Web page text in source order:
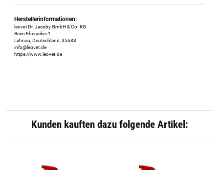
Herstellerinformationen:
leovet Dr. Jacoby GmbH & Co. KG
Beim Eberacker 1
Lahnau, Deutschland, 35633
info@leovet.de
https://www.leovet.de
Kunden kauften dazu folgende Artikel: